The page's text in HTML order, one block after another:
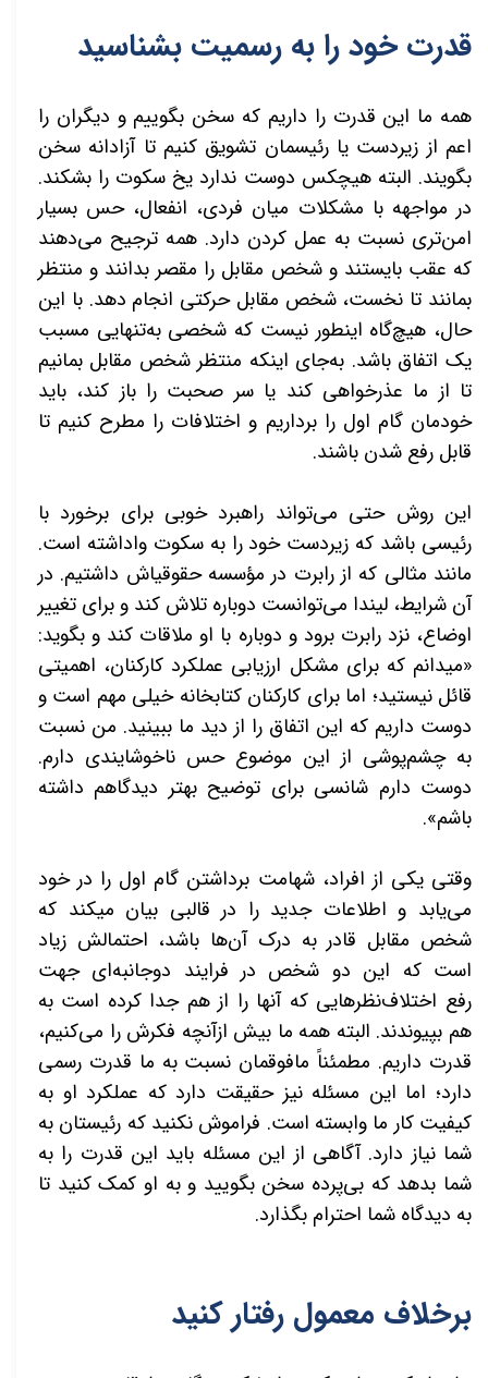
قدرت خود را به رسمیت بشناسید
همه ما این قدرت را داریم که سخن بگوییم و دیگران را
اعم از زیردست یا رئیسمان تشویق کنیم تا آزادانه سخن
بگویند. البته هیچ­کس دوست ندارد یخ سکوت را بشکند.
در مواجهه با مشکلات میان فردی، انفعال، حس بسیار
امن­‌تری نسبت به عمل کردن دارد. همه ترجیح می­‌دهند
که عقب بایستند و شخص مقابل را مقصر بدانند و منتظر
بمانند تا نخست، شخص مقابل حرکتی انجام دهد. با این
حال، هیچ‌­گاه این­طور نیست که شخصی به‌تنهایی مسبب
یک اتفاق باشد. به‌جای اینکه منتظر شخص مقابل بمانیم
تا از ما عذرخواهی کند یا سر صحبت را باز کند، باید
خودمان گام اول را برداریم و اختلافات را مطرح کنیم تا
قابل رفع شدن باشند.
این روش حتی می‌­تواند راهبرد خوبی برای برخورد با
رئیسی باشد که زیردست خود را به سکوت واداشته است.
مانند مثالی که از رابرت در مؤسسه حقوقی­اش داشتیم. در
آن شرایط، لیندا می‌­توانست دوباره تلاش کند و برای تغییر
اوضاع، نزد رابرت برود و دوباره با او ملاقات کند و بگوید:
«می­دانم کهبرای مشکل ارزیابی عملکرد کارکنان، اهمیتی
قائل نیستید؛ اما برای کارکنان کتابخانه خیلی مهم است و
دوست داریم که این اتفاق را از دید ما ببینید. من نسبت
به چشم‌­پوشی از این موضوع حس ناخوشایندی دارم.
دوست دارم شانسی برای توضیح بهتر دیدگاهم داشته
باشم».
وقتی یکی از افراد، شهامت برداشتن گام اول را در خود
می­‌یابد و اطلاعات جدید را در قالبی بیان می­کند که
شخص مقابل قادر به درک آن­‌ها باشد، احتمالش زیاد
است که این دو شخص در فرایند دوجانبه‌­ای جهت
رفع اختلاف­‌نظرهایی که آن­ها را از هم جدا کرده است به
هم بپیوندند. البته همه ما بیش ازآنچه فکرش را می­‌کنیم،
قدرت داریم. مطمئناً مافوقمان نسبت به ما قدرت رسمی
دارد؛ اما این مسئله نیز حقیقت دارد که عملکرد او به
کیفیت کار ما وابسته است. فراموش نکنید که رئیستان به
شما نیاز دارد. آگاهی از این مسئله باید این قدرت را به
شما بدهد که بی­‌پرده سخن بگویید و به او کمک کنید تا
به دیدگاه شما احترام بگذارد.
برخلاف معمول رفتار کنید